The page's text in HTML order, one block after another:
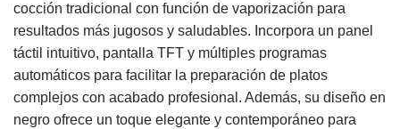
cocción tradicional con función de vaporización para
resultados más jugosos y saludables. Incorpora un panel
táctil intuitivo, pantalla TFT y múltiples programas
automáticos para facilitar la preparación de platos
complejos con acabado profesional. Además, su diseño en
negro ofrece un toque elegante y contemporáneo para